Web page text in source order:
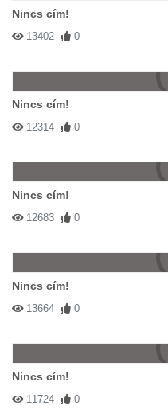
Nincs cím!
13402 0
Nincs cím!
12314 0
Nincs cím!
12683 0
Nincs cím!
13664 0
Nincs cím!
11724 0